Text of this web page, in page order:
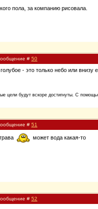
пола, за компанию рисовала.
# 50
- это только небо или внизу
цели будут вскоре достигнуты. С
# 51
может вода какая-то
# 52